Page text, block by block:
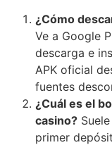
¿Cómo
Ve a Google
descarga e
APK oficial
fuentes
¿Cuál es el
casino?
primer